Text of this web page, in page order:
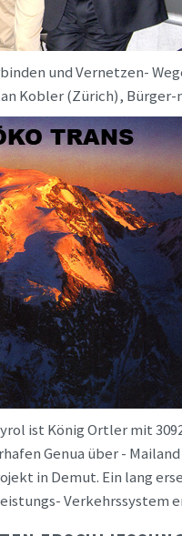
und Vernetzen-
Kobler (Zürich),
ist König Ortler mit
Genua über -
in Demut. Ein lang
Verkehrssystem